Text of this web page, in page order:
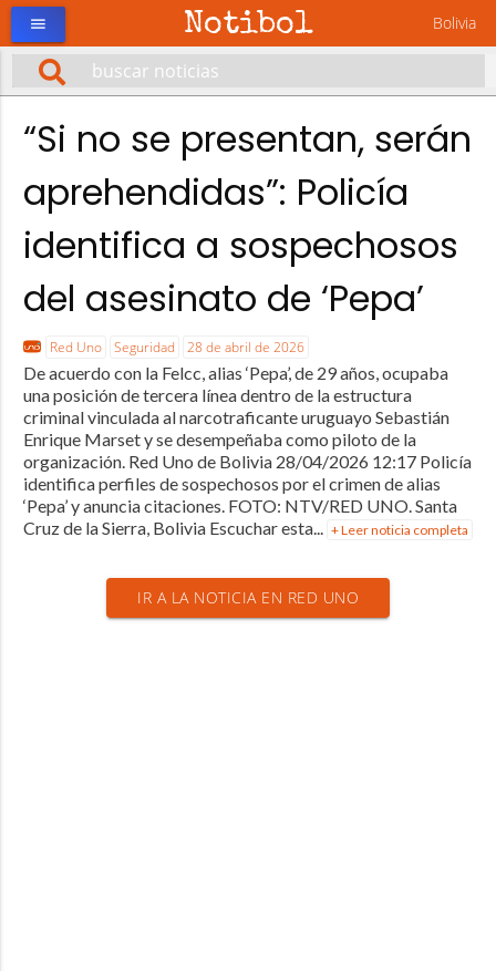
Notibol Bolivia
menu
“Si no se presentan, serán
aprehendidas”: Policía
identifica a sospechosos
del asesinato de ‘Pepa’
Red Uno Seguridad 28 de abril de 2026
De acuerdo con la Felcc, alias ‘Pepa’, de 29 años, ocupaba
una posición de tercera línea dentro de la estructura
criminal vinculada al narcotraficante uruguayo Sebastián
Enrique Marset y se desempeñaba como piloto de la
organización. Red Uno de Bolivia 28/04/2026 12:17 Policía
identifica perfiles de sospechosos por el crimen de alias
‘Pepa’ y anuncia citaciones. FOTO: NTV/RED UNO. Santa
Cruz de la Sierra, Bolivia Escuchar esta... + Leer noticia completa
IR A LA NOTICIA EN RED UNO